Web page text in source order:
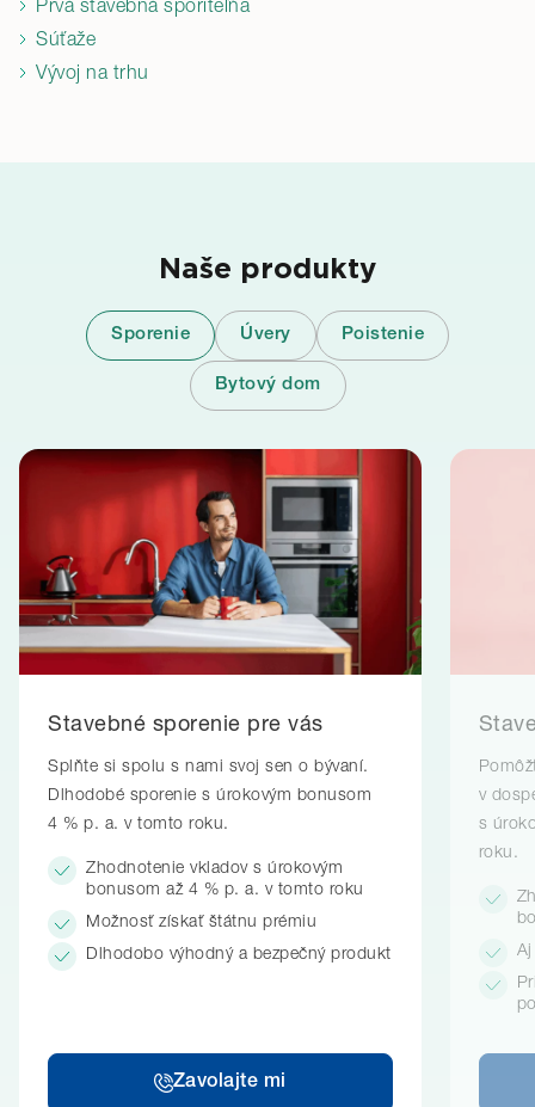
Prvá stavebná sporiteľňa
Súťaže
Vývoj na trhu
Naše produkty
Sporenie Úvery Poistenie
Bytový dom
Stavebné sporenie pre vás
Splňte si spolu s nami svoj sen o bývaní.
Dlhodobé sporenie s úrokovým bonusom
4 % p. a. v tomto roku.
Zhodnotenie vkladov s úrokovým
bonusom až 4 % p. a. v tomto roku
Možnosť získať štátnu prémiu
Dlhodobo výhodný a bezpečný produkt
Zavolajte mi
v
s
roku.